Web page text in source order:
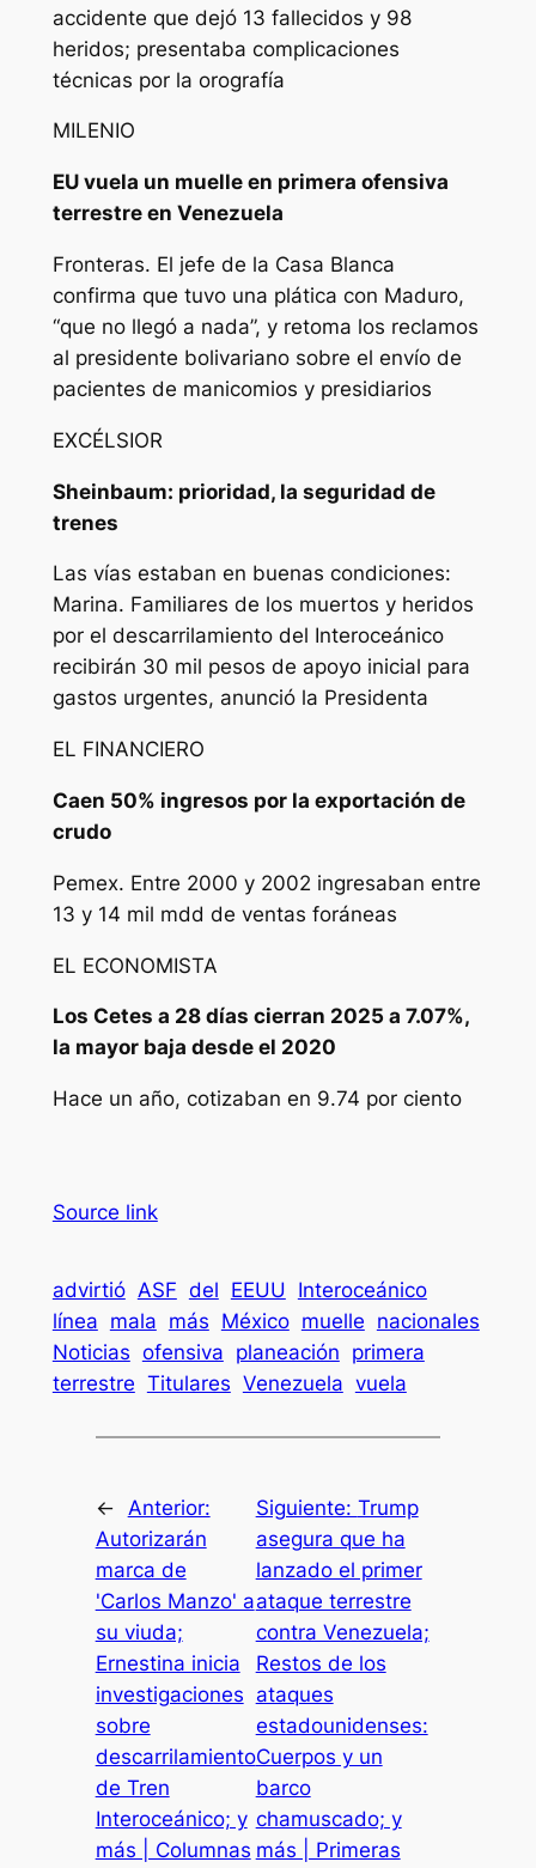
accidente que dejó 13 fallecidos y 98
heridos; presentaba complicaciones
técnicas por la orografía
MILENIO
EU vuela un muelle en primera ofensiva
terrestre en Venezuela
Fronteras. El jefe de la Casa Blanca
confirma que tuvo una plática con Maduro,
“que no llegó a nada”, y retoma los reclamos
al presidente bolivariano sobre el envío de
pacientes de manicomios y presidiarios
EXCÉLSIOR
Sheinbaum: prioridad, la seguridad de
trenes
Las vías estaban en buenas condiciones:
Marina. Familiares de los muertos y heridos
por el descarrilamiento del Interoceánico
recibirán 30 mil pesos de apoyo inicial para
gastos urgentes, anunció la Presidenta
EL FINANCIERO
Caen 50% ingresos por la exportación de
crudo
Pemex. Entre 2000 y 2002 ingresaban entre
13 y 14 mil mdd de ventas foráneas
EL ECONOMISTA
Los Cetes a 28 días cierran 2025 a 7.07%,
la mayor baja desde el 2020
Hace un año, cotizaban en 9.74 por ciento
Source link
advirtió ASF del EEUU Interoceánico
línea mala más México muelle nacionales
Noticias ofensiva planeación primera
terrestre Titulares Venezuela vuela
←
Anterior:
Autorizarán
marca de
'Carlos Manzo' a
su viuda;
Ernestina inicia
investigaciones
sobre
descarrilamiento
de Tren
Interoceánico; y
más | Columnas
Siguiente: Trump
asegura que ha
lanzado el primer
ataque terrestre
contra Venezuela;
Restos de los
ataques
estadounidenses:
Cuerpos y un
barco
chamuscado; y
más | Primeras